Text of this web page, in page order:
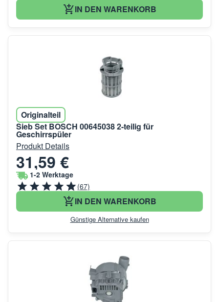
IN DEN WARENKORB
Originalteil
Sieb Set BOSCH 00645038 2-teilig für
Geschirrspüler
Produkt Details
31,59 €
1-2 Werktage
(67)
IN DEN WARENKORB
Günstige Alternative kaufen